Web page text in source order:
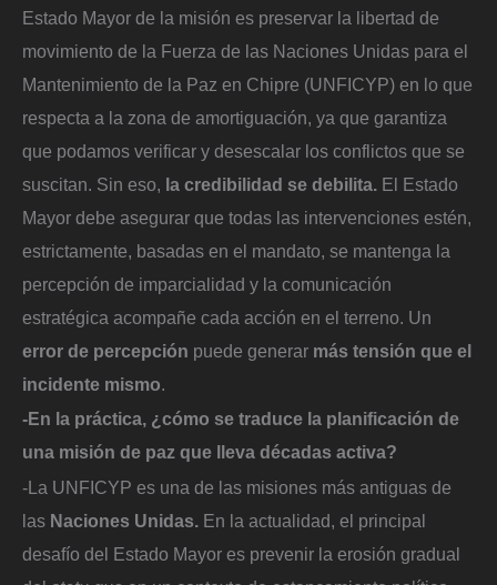
Estado Mayor de la misión es preservar la libertad de
movimiento de la Fuerza de las Naciones Unidas para el
Mantenimiento de la Paz en Chipre (UNFICYP) en lo que
respecta a la zona de amortiguación, ya que garantiza
que podamos verificar y desescalar los conflictos que se
suscitan. Sin eso, la credibilidad se debilita. El Estado
Mayor debe asegurar que todas las intervenciones estén,
estrictamente, basadas en el mandato, se mantenga la
percepción de imparcialidad y la comunicación
estratégica acompañe cada acción en el terreno. Un
error de percepción puede generar más tensión que el
incidente mismo.
-En la práctica, ¿cómo se traduce la planificación de
una misión de paz que lleva décadas activa?
-La UNFICYP es una de las misiones más antiguas de
las Naciones Unidas. En la actualidad, el principal
desafío del Estado Mayor es prevenir la erosión gradual